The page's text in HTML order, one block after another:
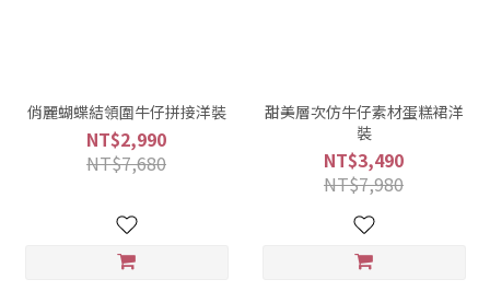
俏麗蝴蝶結領圍牛仔拼接洋裝
NT$2,990
NT$7,680
甜美層次仿牛仔素材蛋糕裙洋
裝
NT$3,490
NT$7,980